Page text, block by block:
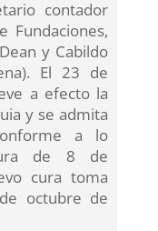
contador
Fundaciones,
y Cabildo
El 23 de
a efecto la
y se admita
a lo
de 8 de
cura toma
octubre de